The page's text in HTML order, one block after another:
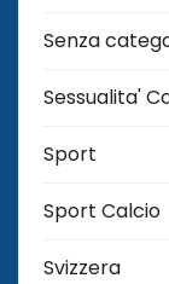
Senza
Sessualita'
Sport
Sport Calcio
Svizzera